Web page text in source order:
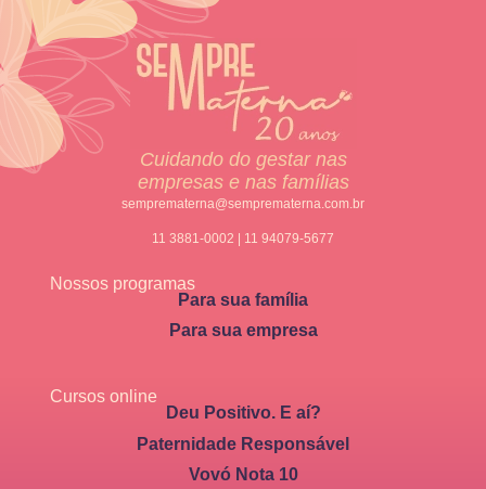
Cuidando do gestar nas
empresas e nas famílias
semprematerna@semprematerna.com.br
11 3881-0002 | 11 94079-5677
Nossos programas
Para sua família
Para sua empresa
Cursos online
Deu Positivo. E aí?
Paternidade Responsável
Vovó Nota 10